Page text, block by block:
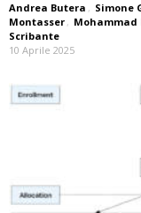
Andrea Butera , Simone
Montasser , Mohammad
Scribante
10 Aprile 2025